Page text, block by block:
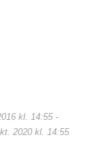
kl. 14:55 -
2020 kl. 14:55